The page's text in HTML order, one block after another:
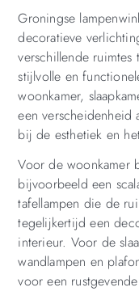
Groningse
decoratieve
verschillende
stijlvolle en
woonkamer,
een verscheidenheid
bij de esthetiek en
Voor de woonkamer
bijvoorbeeld een
tafellampen die de
tegelijkertijd een
interieur. Voor de
wandlampen en
voor een